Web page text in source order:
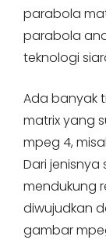
parabola
parabola
teknologi
Ada banyak
matrix yang
mpeg 4,
Dari jenisnya
mendukung
diwujudkan
gambar